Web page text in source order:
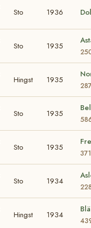
Sto 1936
Sto 1935
Hingst 1935
Sto 1935
Sto 1935
Sto 1934
Hingst 1934